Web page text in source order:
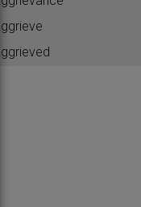
aggrieve
aggrieved